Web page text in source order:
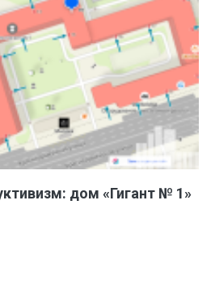
дом «Гигант № 1»